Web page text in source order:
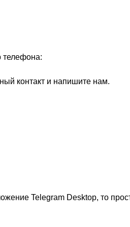
телефона:
контакт и напишите нам.
Telegram Desktop, то